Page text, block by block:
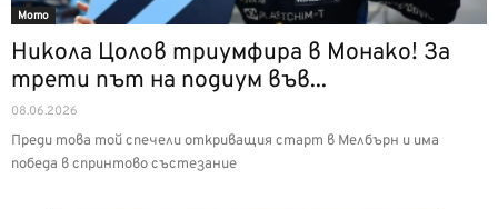
Мото
Никола Цолов триумфира в Монако! За
трети път на подиум във...
08.06.2026
Преди това той спечели откриващия старт в Мелбърн и има
победа в спринтово състезание